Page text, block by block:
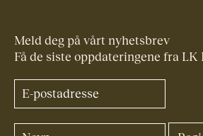
Meld deg på vårt nyhetsbrev
Få de siste oppdateringene fra LK